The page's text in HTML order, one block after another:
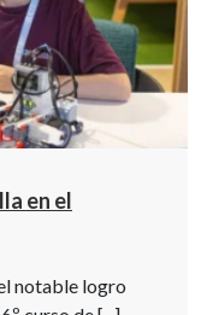
en el
notable logro